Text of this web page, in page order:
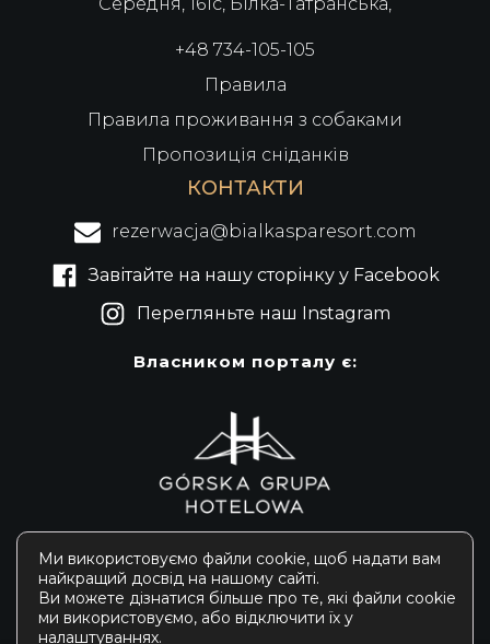
+48 734-105-105
Правила
Правила проживання з собаками
Пропозиція сніданків
КОНТАКТИ
rezerwacja@bialkasparesort.com
Завітайте на нашу сторінку у Facebook
Перегляньте наш Instagram
Власником порталу є:
® Białka SPA & Resort 2024
Ми використовуємо файли cookie, щоб надати вам
найкращий досвід на нашому сайті.
Ви можете дізнатися більше про те, які файли cookie
ми використовуємо, або відключити їх у
налаштуваннях.